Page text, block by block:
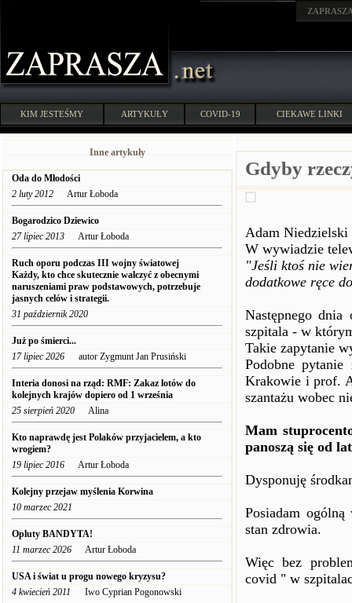
KIM JESTEŚMY ARTYKUŁY COVID-19 CIEKAWE LINKI
Inne artykuły
Oda do Młodości
2 luty 2012 Artur Łoboda
Bogarodzico Dziewico
27 lipiec 2013 Artur Łoboda
Ruch oporu podczas III wojny światowej
Każdy, kto chce skutecznie walczyć z obecnymi
naruszeniami praw podstawowych, potrzebuje
jasnych celów i strategii.
31 październik 2020
Już po śmierci...
17 lipiec 2026 autor Zygmunt Jan Prusiński
Interia donosi na rząd: RMF: Zakaz lotów do
kolejnych krajów dopiero od 1 września
25 sierpień 2020 Alina
Kto naprawdę jest Polaków przyjacielem, a kto
wrogiem?
19 lipiec 2016 Artur Łoboda
Kolejny przejaw myślenia Korwina
10 marzec 2021
Opluty BANDYTA!
11 marzec 2026 Artur Łoboda
USA i świat u progu nowego kryzysu?
4 kwiecień 2011 Iwo Cyprian Pogonowski
Gdyby
Adam Niedzielski
W wywiadzie
"Jeśli ktoś nie
dodatkowe ręce
Następnego dnia
szpitala - w
Takie zapytanie
Podobne pytanie
Krakowie i prof.
szantażu wobec
Mam
panoszą się od
Dysponuję
Posiadam
stan zdrowia.
Więc bez
covid " w